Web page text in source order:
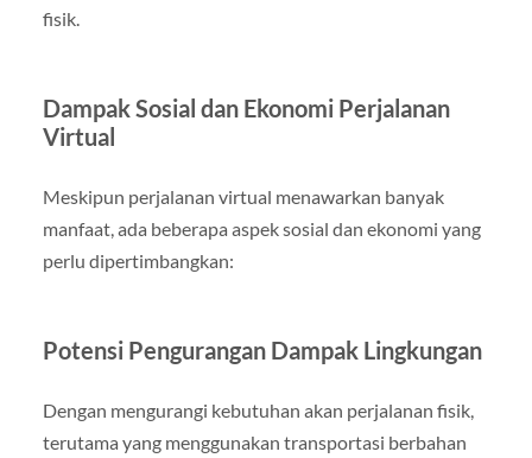
fisik.
Dampak Sosial dan Ekonomi Perjalanan
Virtual
Meskipun perjalanan virtual menawarkan banyak
manfaat, ada beberapa aspek sosial dan ekonomi yang
perlu dipertimbangkan:
Potensi Pengurangan Dampak Lingkungan
Dengan mengurangi kebutuhan akan perjalanan fisik,
terutama yang menggunakan transportasi berbahan